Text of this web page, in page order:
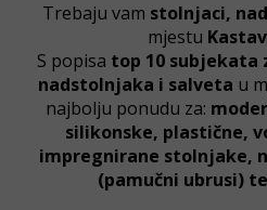
Trebaju vam stolnjaci,
mjestu Kastav
S popisa top 10 subjekata
nadstolnjaka i salveta u
najbolju ponudu za:
silikonske, plastične,
impregnirane stolnjake,
(pamučni ubrusi)